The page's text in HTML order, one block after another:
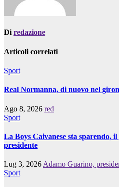
Diredazione
Articoli correlati
Sport
Real Normanna, di nuovo nel
Ago 8, 2026 red
Sport
La Boys Caivanese sta sparendo,
presidente
Lug 3, 2026 Adamo Guarino,
Sport